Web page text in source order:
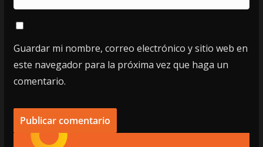
Guardar mi nombre, correo electrónico y sitio web en
este navegador para la próxima vez que haga un
comentario.